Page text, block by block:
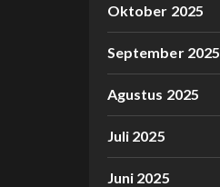
Oktober 2025
September 2025
Agustus 2025
Juli 2025
Juni 2025